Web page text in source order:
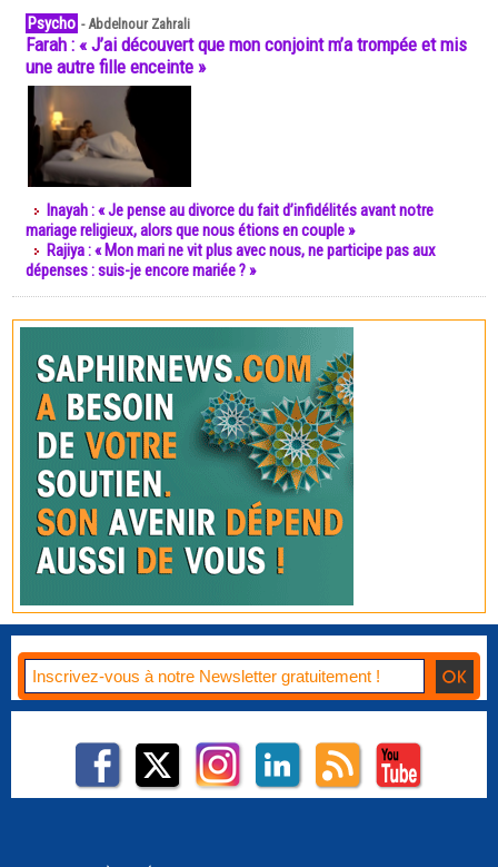
Psycho -Abdelnour Zahrali
Farah : « J’ai découvert que mon conjoint m’a trompée et mis
une autre fille enceinte »
Inayah : « Je pense au divorce du fait d’infidélités avant notre
mariage religieux, alors que nous étions en couple »
Rajiya : « Mon mari ne vit plus avec nous, ne participe pas aux
dépenses : suis-je encore mariée ? »